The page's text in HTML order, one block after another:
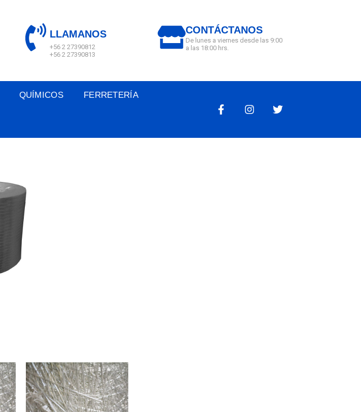
LLAMANOS
+56 2 27390812
+56 2 27390813
CONTÁCTANOS
De lunes a viernes desde las 9:00
a las 18:00 hrs.
QUÍMICOS FERRETERÍA